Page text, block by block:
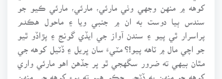
کوهه ۾ منهن وجهي وٺي مارئي، مارئي، مارئي ڪيو جو
سندس ٻيا دوست به ان ۾ جنبي ويا ۽ ماحول هڪدم
پراسرار ٿي پيو ۽ سندن آواز جي ايڏي گونج ۽ پڙاڏو ٿيو
جو اچي مال ۾ ٽاهه پيو!؟ مٽيءَ سان ڀريل ۽ ڏٽيل کوهه جي
مٿان بيهي ته ضرور سگهجي ٿو پر جڏهن اهو مارئي واري
کوهه جو منهن به ڏٽجي چڪو هيو ته پوءِ کوهه جي منهن